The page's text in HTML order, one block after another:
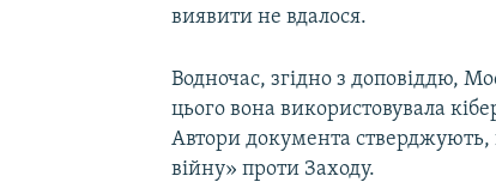
виявити не вдалося.
Водночас, згідно з доповіддю,
цього вона використовувала
Автори документа стверджують,
війну» проти Заходу.